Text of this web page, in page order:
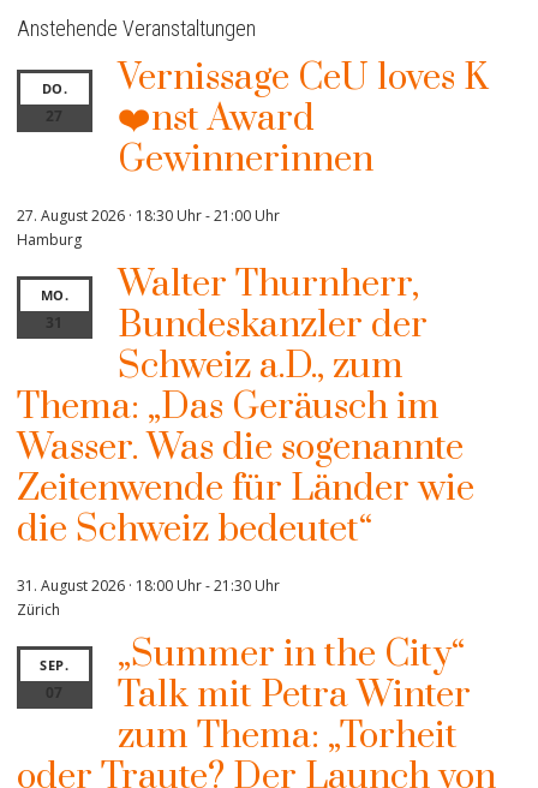
Anstehende Veranstaltungen
DO.
27
Vernissage CeU loves K
❤️nst Award
Gewinnerinnen
27. August 2026 · 18:30 Uhr-21:00 Uhr
Hamburg
MO.
31
Walter Thurnherr,
Bundeskanzler der
Schweiz a.D., zum
Thema: „Das Geräusch im
Wasser. Was die sogenannte
Zeitenwende für Länder wie
die Schweiz bedeutet“
31. August 2026 · 18:00 Uhr-21:30 Uhr
Zürich
SEP.
07
„Summer in the City“
Talk mit Petra Winter
zum Thema: „Torheit
oder Traute? Der Launch von